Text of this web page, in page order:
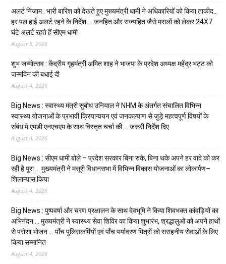
अलर्ट निजाम : भारी बारिश को देखते हुए मुख्यमंत्री धामी ने अधिकारियों को किया ताकीद…
हर पल हाई अलर्ट रहने के निर्देश … जनहित और राज्यहित जैसे मसलों को लेकर 24X7
घंटे अलर्ट रहते हैं सीएम धामी
August 5, 2026
शुभ जन्मोत्सव : केंद्रीय गृहमंत्री अमित शाह ने भाजपा के प्रदेश अध्यक्ष महेंद्र भट्ट को
जन्मदिन की बधाई दी
August 4, 2026
Big News : स्वास्थ्य मंत्री सुबोध उनियाल ने NHM के अंतर्गत संचालित विभिन्न
स्वास्थ्य योजनाओं के प्रभावी क्रियान्वयन एवं जनकल्याण से जुड़े महत्वपूर्ण विषयों के
संबंध में एमडी एनएचएम के साथ विस्तृत चर्चा की … जरूरी निर्देश दिए
August 4, 2026
Big News : सीएम धामी बोले – प्रदेश सरकार बिना रुके, बिना थके अपने हर वादे को कर
रही है पूरा … मुख्यमंत्री ने मसूरी विधानसभा में विभिन्न विकास योजनाओं का लोकार्पण–
शिलान्यास किया
August 4, 2026
Big News : पुष्पवर्षा और चरण प्रक्षालन के साथ देवभूमि ने किया शिवभक्त कांवड़ियों का
अभिनंदन … मुख्यमंत्री ने स्वास्थ्य सेवा शिविर का किया शुभारंभ, श्रद्धालुओं को अपने हाथों
से परोसा भोजन … पाँच पुलिसकर्मियों एवं पाँच पर्यावरण मित्रों को सराहनीय सेवाओं के लिए
किया सम्मानित
August 4, 2026